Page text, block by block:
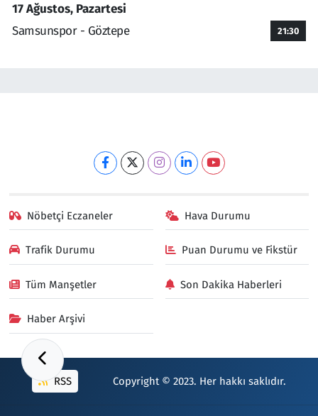
17 Ağustos, Pazartesi
Samsunspor - Göztepe
21:30
Nöbetçi Eczaneler Hava Durumu
Trafik Durumu Puan Durumu ve Fikstür
Tüm Manşetler Son Dakika Haberleri
Haber Arşivi
RSS Copyright © 2023. Her hakkı saklıdır.